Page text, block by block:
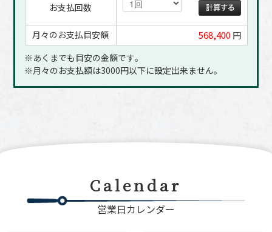
お支払回数
月々のお支払目安額 568,400 円
※あくまでも目安の金額です｡
※月々のお支払額は3000円以下に設定出来ません｡
Calendar
営業日カレンダー